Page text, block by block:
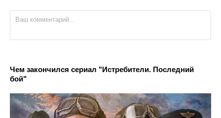
Чем закончился сериал "Истребители. Последний
бой"